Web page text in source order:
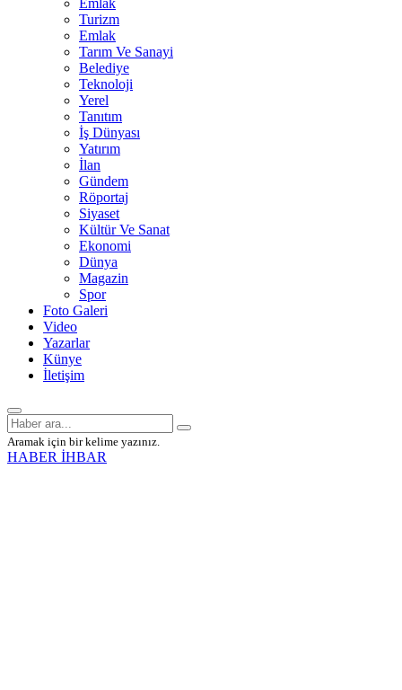
Emlak
Turizm
Emlak
Tarım Ve Sanayi
Belediye
Teknoloji
Yerel
Tanıtım
İş Dünyası
Yatırım
İlan
Gündem
Röportaj
Siyaset
Kültür Ve Sanat
Ekonomi
Dünya
Magazin
Spor
Foto Galeri
Video
Yazarlar
Künye
İletişim
Aramak için bir kelime yazınız.
HABER İHBAR